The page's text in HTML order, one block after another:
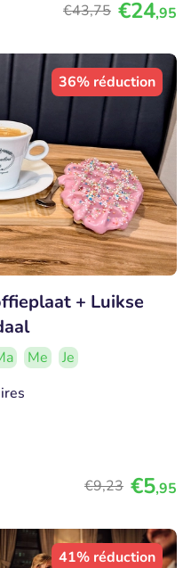
€43,75 €24,95
36% réduction
+ Luikse
Me
Je
€9,23 €5,95
41% réduction